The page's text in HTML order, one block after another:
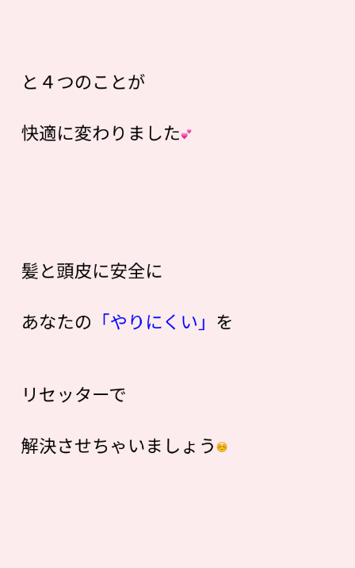
と４つのことが
快適に変わりました
髪と頭皮に安全に
あなたの 「やりにくい」 を
リセッターで
解決させちゃいましょう